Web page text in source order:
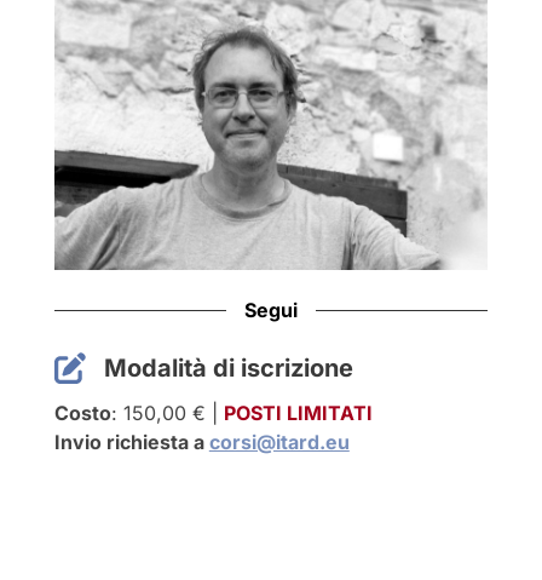
Segui
Modalità di iscrizione
Costo: 150,00 € | POSTI LIMITATI
Invio richiesta a corsi@itard.eu